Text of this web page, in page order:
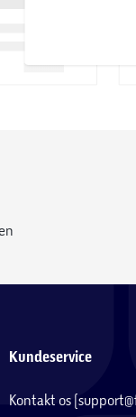
Kundeservice
Kontakt os